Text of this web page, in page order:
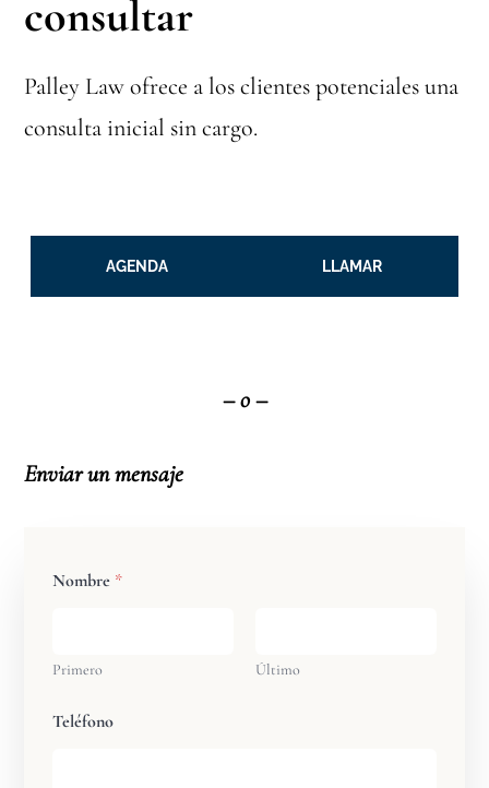
consultar
Palley Law ofrece a los clientes potenciales una
consulta inicial sin cargo.
AGENDA LLAMAR
– o –
Enviar un mensaje
Nombre *
Primero Último
Teléfono